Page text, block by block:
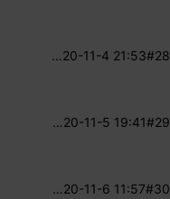
#28
20-11-4 21:53
…
#29
20-11-5 19:41
…
#30
20-11-6 11:57
…